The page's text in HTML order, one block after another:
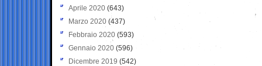
Aprile 2020 (643)
Marzo 2020 (437)
Febbraio 2020 (593)
Gennaio 2020 (596)
Dicembre 2019 (542)